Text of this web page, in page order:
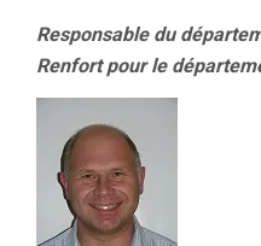
Responsable du
Renfort pour le